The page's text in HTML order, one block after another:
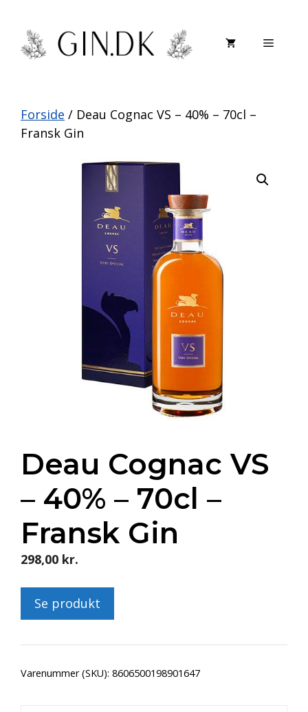
indhold
Menu
Forside / Deau Cognac VS – 40% – 70cl –
Fransk Gin
Deau Cognac VS
– 40% – 70cl –
Fransk Gin
298,00 kr.
Se produkt
Varenummer (SKU): 8606500198901647